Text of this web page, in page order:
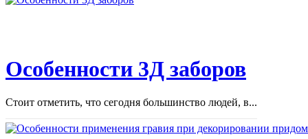
Особенности 3Д заборов
Стоит отметить, что сегодня большинство людей, в...